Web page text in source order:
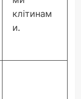
клітинам
и.